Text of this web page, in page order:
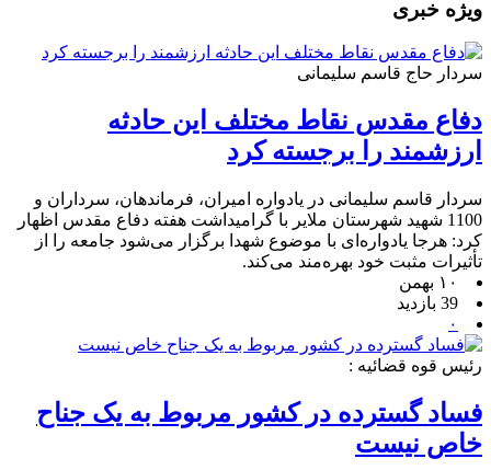
ویژه خبری
سردار حاج قاسم سلیمانی
دفاع مقدس نقاط مختلف این حادثه
ارزشمند را برجسته کرد
سردار قاسم سلیمانی در یادواره امیران، فرماندهان، سرداران و
1100 شهید شهرستان ملایر با گرامیداشت هفته دفاع مقدس اظهار
کرد: هرجا یادواره‌ای با موضوع شهدا برگزار می‌شود جامعه را از
تأثیرات مثبت خود بهره‌مند می‌کند.
۱۰ بهمن
39 بازدید
۰
رئیس قوه قضائیه :
فساد گسترده در کشور مربوط به یک جناح
خاص نیست